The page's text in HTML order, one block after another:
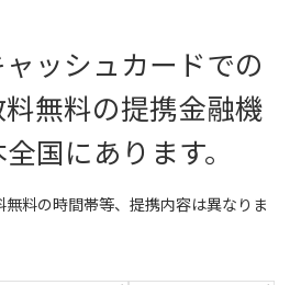
200万円
50万円
0円～
200万円
0円～
ます。
ムメンテンス情報
参照ください。
ッシュカードでの
無料の提携金融機
国にあります。
料の時間帯等、提携内容は異なりま